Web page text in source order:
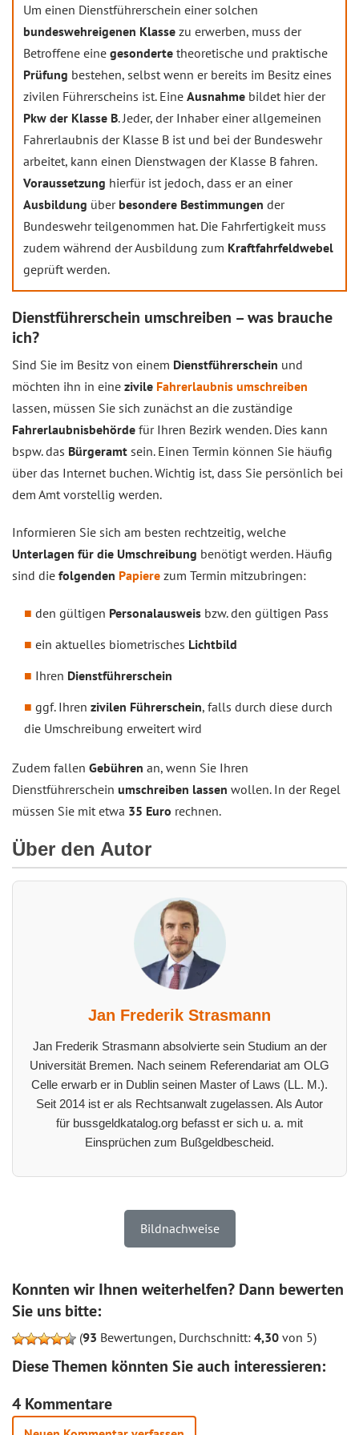
Um einen Dienstführerschein einer solchen
bundeswehreigenen Klasse zu erwerben, muss der
Betroffene eine gesonderte theoretische und praktische
Prüfung bestehen, selbst wenn er bereits im Besitz eines
zivilen Führerscheins ist. Eine Ausnahme bildet hier der
Pkw der Klasse B. Jeder, der Inhaber einer allgemeinen
Fahrerlaubnis der Klasse B ist und bei der Bundeswehr
arbeitet, kann einen Dienstwagen der Klasse B fahren.
Voraussetzung hierfür ist jedoch, dass er an einer
Ausbildung über besondere Bestimmungen der
Bundeswehr teilgenommen hat. Die Fahrfertigkeit muss
zudem während der Ausbildung zum Kraftfahrfeldwebel
geprüft werden.
Dienstführerschein umschreiben – was brauche
ich?
Sind Sie im Besitz von einem Dienstführerschein und
möchten ihn in eine zivile Fahrerlaubnis umschreiben
lassen, müssen Sie sich zunächst an die zuständige
Fahrerlaubnisbehörde für Ihren Bezirk wenden. Dies kann
bspw. das Bürgeramt sein. Einen Termin können Sie häufig
über das Internet buchen. Wichtig ist, dass Sie persönlich bei
dem Amt vorstellig werden.
Informieren Sie sich am besten rechtzeitig, welche
Unterlagen für die Umschreibung benötigt werden. Häufig
sind die folgenden Papiere zum Termin mitzubringen:
den gültigen Personalausweis bzw. den gültigen Pass
ein aktuelles biometrisches Lichtbild
Ihren Dienstführerschein
ggf. Ihren zivilen Führerschein, falls durch diese durch
die Umschreibung erweitert wird
Zudem fallen Gebühren an, wenn Sie Ihren
Dienstführerschein umschreiben lassen wollen. In der Regel
müssen Sie mit etwa 35 Euro rechnen.
Über den Autor
Jan Frederik Strasmann
Jan Frederik Strasmann absolvierte sein Studium an der
Universität Bremen. Nach seinem Referendariat am OLG
Celle erwarb er in Dublin seinen Master of Laws (LL. M.).
Seit 2014 ist er als Rechtsanwalt zugelassen. Als Autor
für bussgeldkatalog.org befasst er sich u. a. mit
Einsprüchen zum Bußgeldbescheid.
Bildnachweise
Konnten wir Ihnen weiterhelfen? Dann bewerten
Sie uns bitte:
(93 Bewertungen, Durchschnitt: 4,30 von 5)
Diese Themen könnten Sie auch interessieren:
4 Kommentare